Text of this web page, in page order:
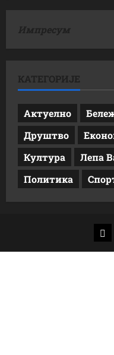
Импресум
КАТЕГОРИЈЕ
Актуелно
Друштво
Култура
Лепа
Политика